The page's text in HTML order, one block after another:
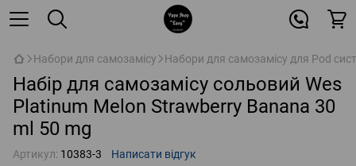
Набори для самозамісу Набори для самозамісу для Pod
Набір для самозамісу сольовий Wes
Platinum Melon Strawberry Banana 30
ml 50 mg
Артикул: 10383-3 Написати відгук